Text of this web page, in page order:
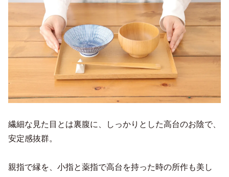
繊細な見た目とは裏腹に、しっかりとした高台のお陰で、
安定感抜群。
親指で縁を、小指と薬指で高台を持った時の所作も美し